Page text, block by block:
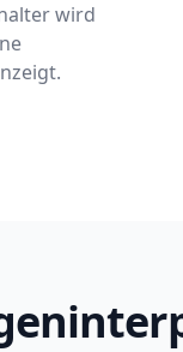
wird